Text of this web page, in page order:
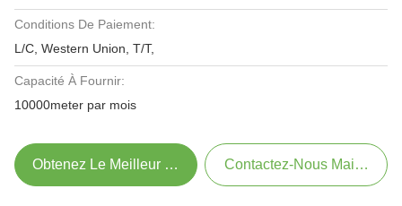
Conditions De Paiement:
L/C, Western Union, T/T,
Capacité À Fournir:
10000meter par mois
Obtenez Le Meilleur Prix Contactez-Nous Maintenant